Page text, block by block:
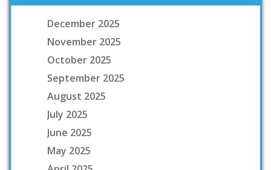
December 2025
November 2025
October 2025
September 2025
August 2025
July 2025
June 2025
May 2025